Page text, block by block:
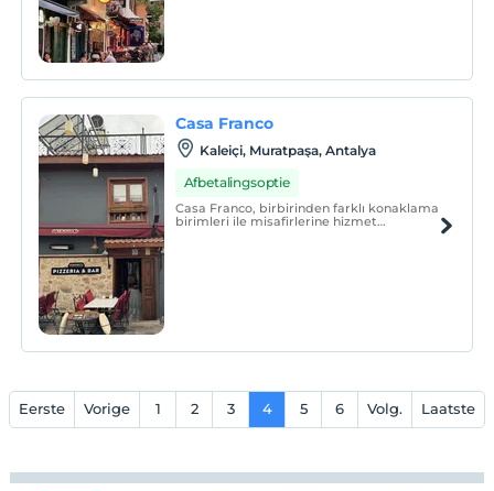
Casa Franco
Kaleiçi, Muratpaşa, Antalya
Afbetalingsoptie
Casa Franco, birbirinden farklı konaklama
birimleri ile misafirlerine hizmet
Eerste Vorige 1 2 3 4 5 6 Volg. Laatste